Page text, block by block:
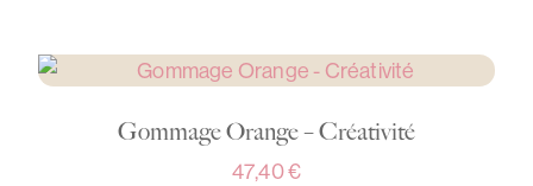
Gommage Orange – Créativité
47,40€